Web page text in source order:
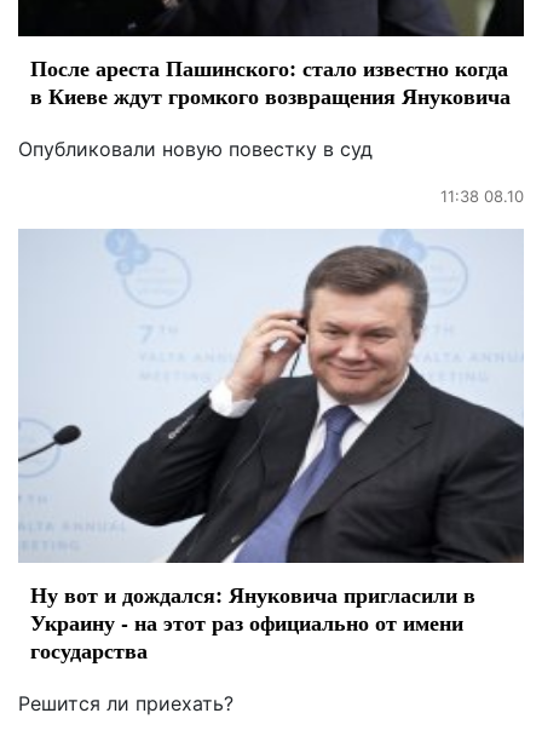
После ареста Пашинского: стало известно когда
в Киеве ждут громкого возвращения Януковича
Опубликовали новую повестку в суд
11:38 08.10
Ну вот и дождался: Януковича пригласили в
Украину - на этот раз официально от имени
государства
Решится ли приехать?